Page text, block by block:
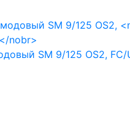
SM 9/125 OS2, FC/